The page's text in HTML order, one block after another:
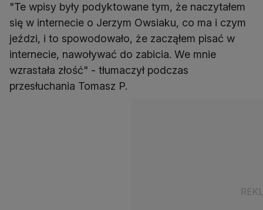
"Te wpisy były podyktowane tym, że naczytałem
się w internecie o Jerzym Owsiaku, co ma i czym
jeździ, i to spowodowało, że zacząłem pisać w
internecie, nawoływać do zabicia. We mnie
wzrastała złość" - tłumaczył podczas
przesłuchania Tomasz P.